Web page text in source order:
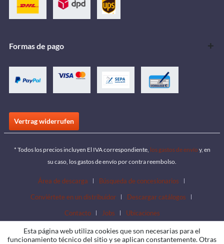
Formas de pago
Vertrag widerrufen
* Todos los precios incluyen El IVA correspondiente, los gastos de envío y, en
su caso, los gastos de envío por contra reembolso.
Área de descarga
Búsqueda de concesionarios
Conviértete en un distribuidor
Descargar catálogos
Contacto
Jobs Ubicaciones
Esta página web utiliza cookies que son necesarias para el
funcionamiento técnico del sitio y se aplican constantemente. Otras